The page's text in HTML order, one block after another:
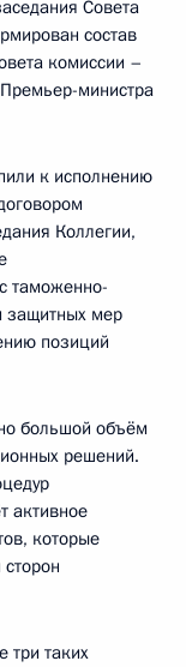
Совета
состав
комиссии –
министра
к исполнению
Коллегии,
таможенно-
защитных мер
позиций
большой объём
решений.
активное
которые
три таких